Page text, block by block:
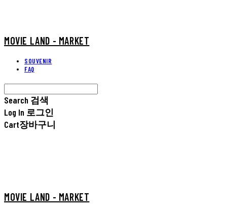
MOVIE LAND - MARKET
SOUVENIR
FAQ
Search 검색
Log In 로그인
Cart장바구니
MOVIE LAND - MARKET